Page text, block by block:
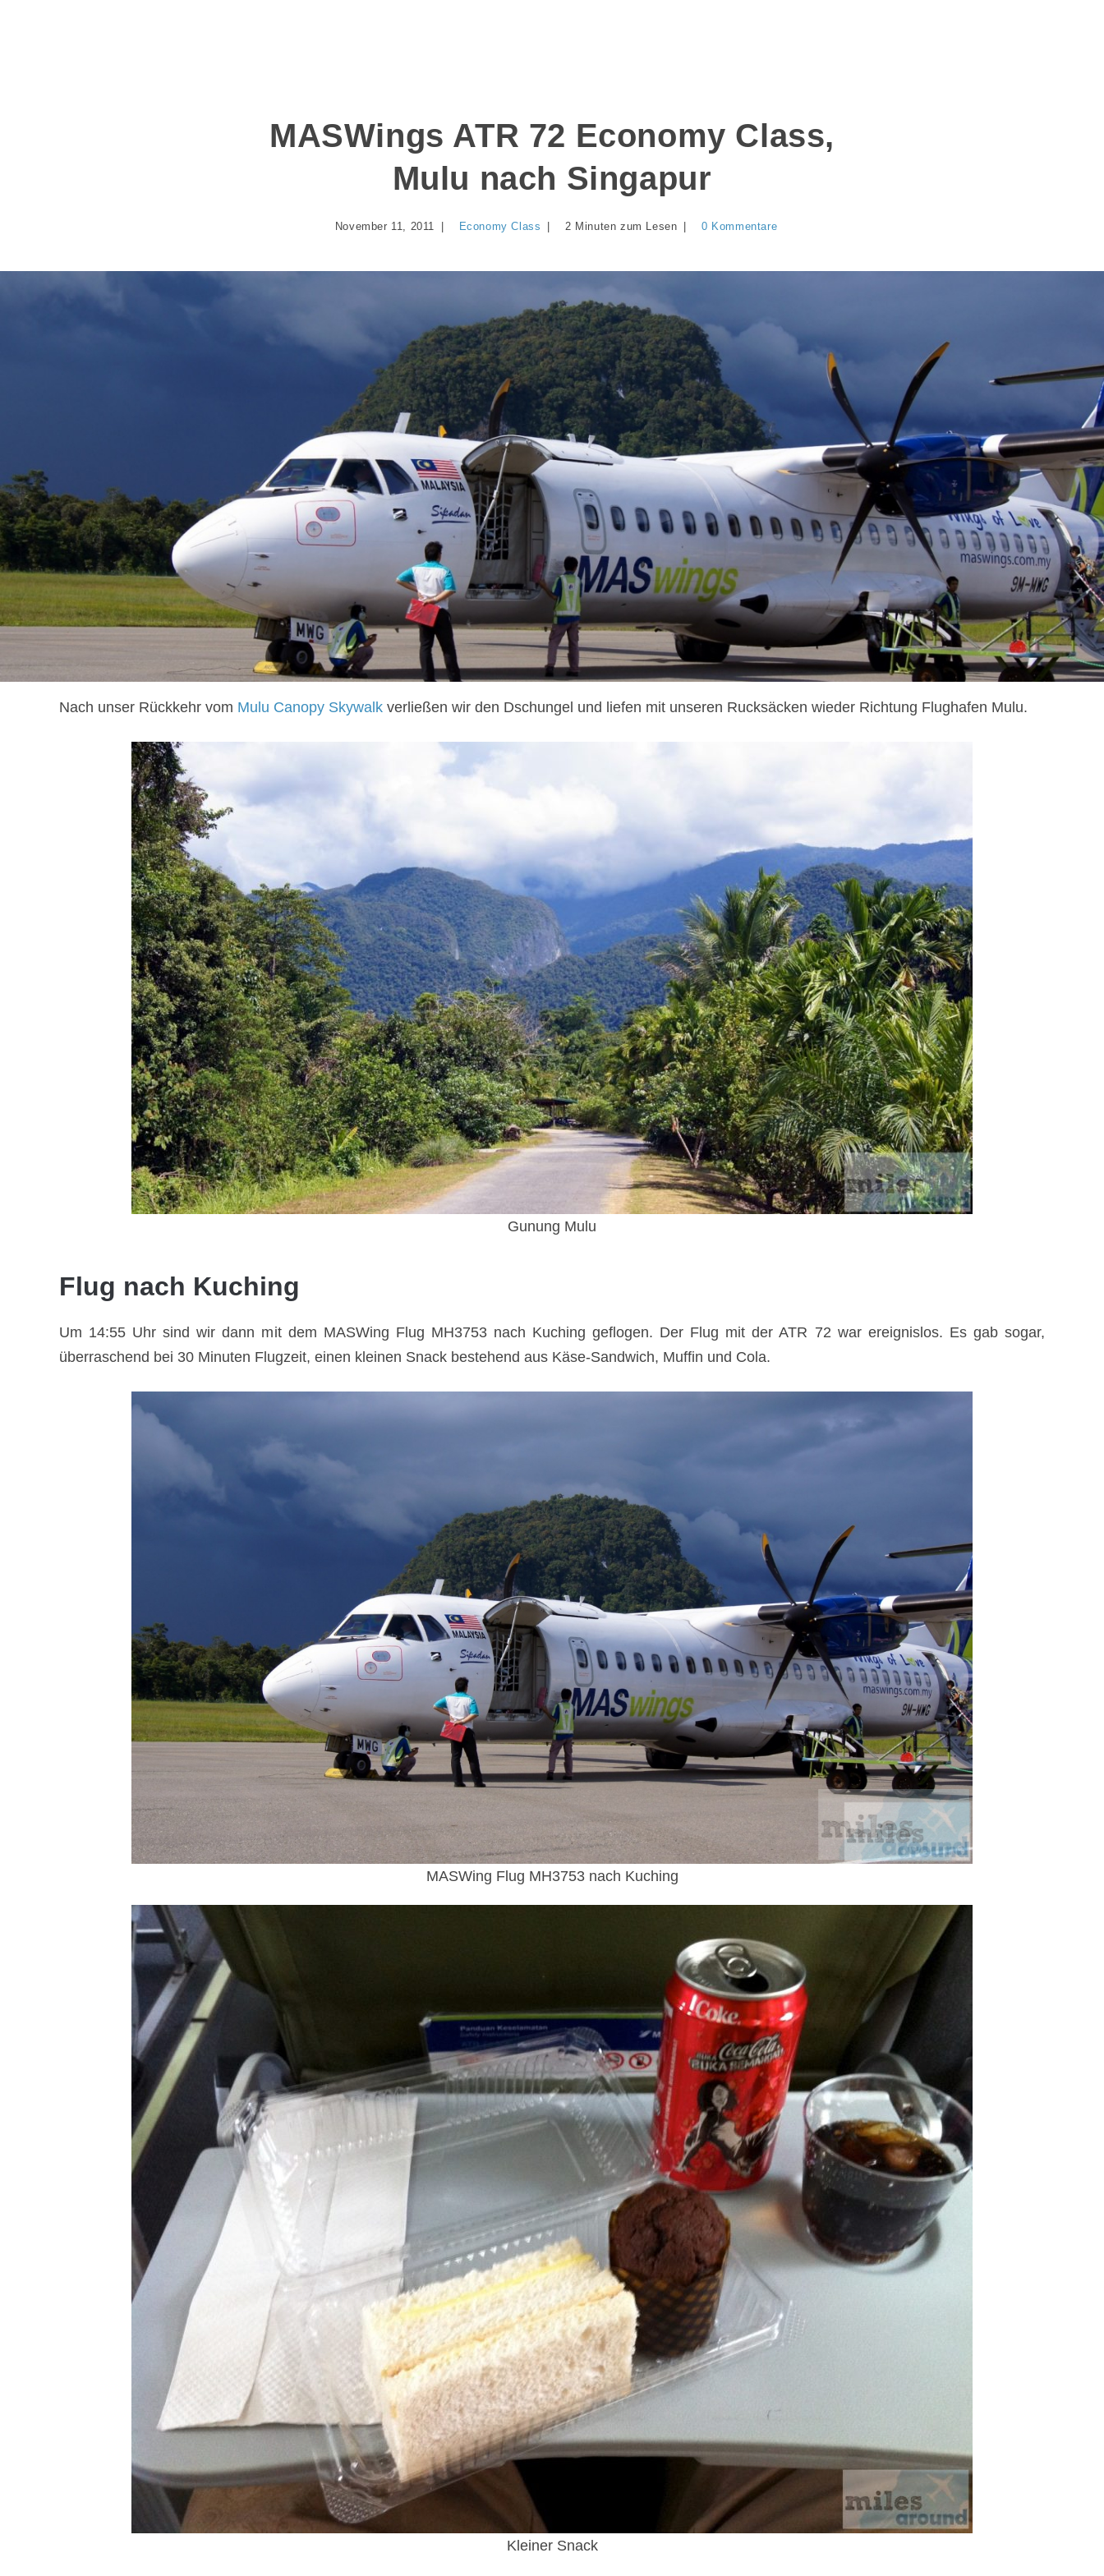
MASWings ATR 72 Economy Class,
Mulu nach Singapur
November 11, 2011 Economy Class 2 Minuten zum Lesen 0 Kommentare
Nach unser Rückkehr vom Mulu Canopy Skywalk verließen wir den Dschungel und liefen mit unseren Rucksäcken wieder Richtung Flughafen Mulu.
Gunung Mulu
Flug nach Kuching
Um 14:55 Uhr sind wir dann mit dem MASWing Flug MH3753 nach Kuching geflogen. Der Flug mit der ATR 72 war ereignislos. Es gab sogar,
überraschend bei 30 Minuten Flugzeit, einen kleinen Snack bestehend aus Käse-Sandwich, Muffin und Cola.
MASWing Flug MH3753 nach Kuching
Kleiner Snack